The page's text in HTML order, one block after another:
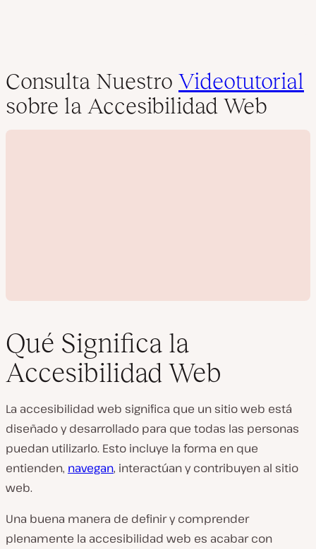
Consulta Nuestro Videotutorial
sobre la Accesibilidad Web
p
o
d
u
c
i
d
o
Qué Significa la
Accesibilidad Web
La accesibilidad web significa que un sitio web está
diseñado y desarrollado para que todas las personas
puedan utilizarlo. Esto incluye la forma en que
entienden, navegan, interactúan y contribuyen al sitio
web.
Una buena manera de definir y comprender
plenamente la accesibilidad web es acabar con